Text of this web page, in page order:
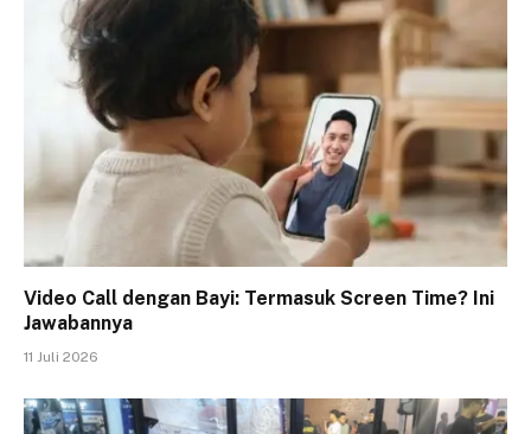
Video Call dengan Bayi: Termasuk Screen Time? Ini
Jawabannya
11 Juli 2026